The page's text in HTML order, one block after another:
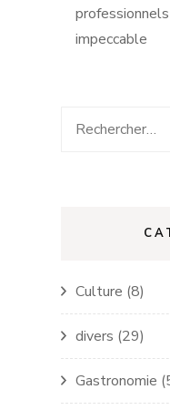
impeccable
Rechercher :
Culture (8)
divers (29)
Gastronomie